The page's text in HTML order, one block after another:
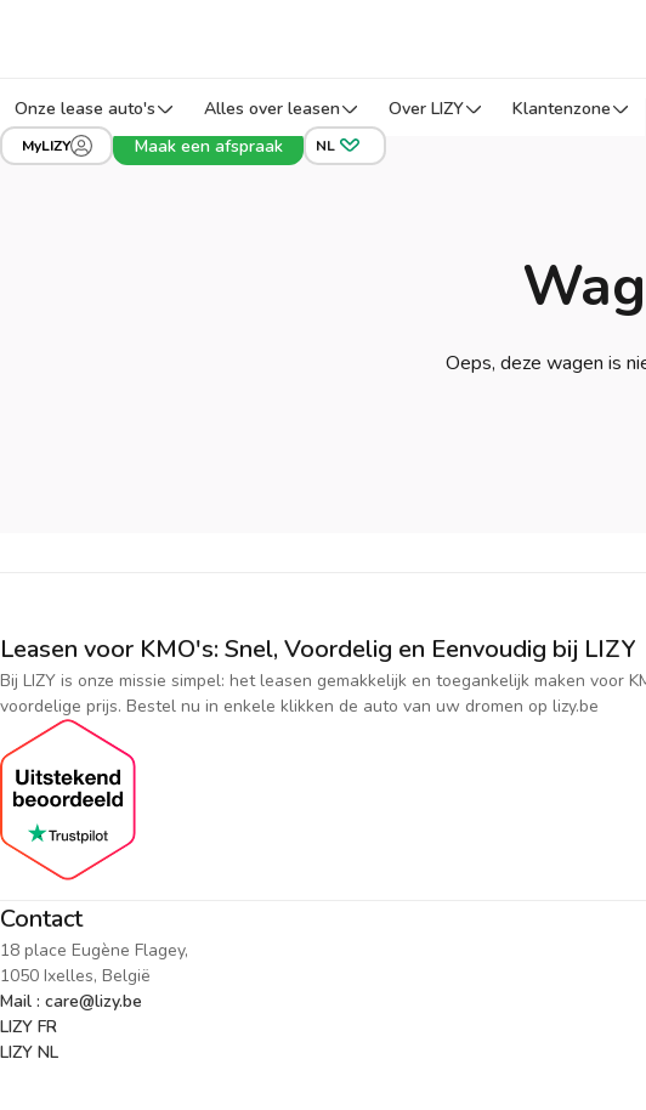
Onze lease auto's Alles over leasen Over LIZY Klantenzone
MyLIZY Maak een afspraak NL
Oeps, deze wagen is
Leasen voor KMO's: Snel, Voordelig en Eenvoudig bij LIZY
Bij LIZY is onze missie simpel: het leasen gemakkelijk en toegankelijk maken
voordelige prijs. Bestel nu in enkele klikken de auto van uw dromen op lizy.be
Contact
18 place Eugène Flagey,
1050 Ixelles, België
Mail : care@lizy.be
LIZY FR
LIZY NL